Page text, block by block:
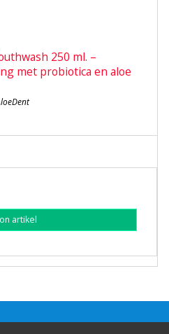
250 ml. –
met probiotica en aloe
artikel